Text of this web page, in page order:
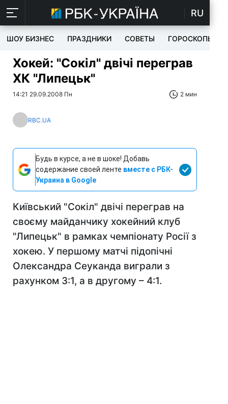
RU
ШОУ БИЗНЕС ПРАЗДНИКИ СОВЕТЫ ГОРОСКОПЫ
Хокей: "Сокіл" двічі переграв
ХК "Липецьк"
14:21 29.09.2008 Пн 2 мин
RBC.UA
Будь в курсе, а не в шоке! Добавь
содержание своей ленте вместе с РБК-
Украина в Google
Київський "Сокіл" двічі переграв на
своєму майданчику хокейний клуб
"Липецьк" в рамках чемпіонату Росії з
хокею. У першому матчі підопічні
Олександра Сеуканда виграли з
рахунком 3:1, а в другому – 4:1.